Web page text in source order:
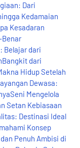
Dari
Kedamaian
Kesadaran
Benar
Belajar dari
dari
Hidup Setelah
Dewasa:
Mengelola
Setan Kebiasaan
Destinasi Ideal
Konsep
Penuh Ambisi di